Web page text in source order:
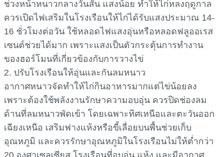
0
VIEWS
Share on Facebook
Share on Twitter
Share on
อากาศเย็นลงทุกวัน หลายฟาร์มเริ่มสังเกตว่าไก่พื้นเมือง